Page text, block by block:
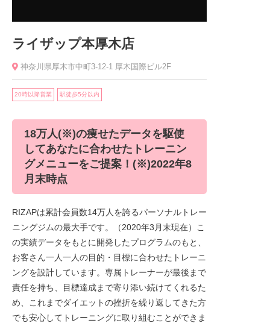
ライザップ本厚木店
神奈川県厚木市中町3-12-1 厚木国際ビル2F
20時以降営業 駅徒歩5分以内
18万人(※)の痩せたデータを駆使
してあなたに合わせたトレーニン
グメニューをご提案！(※)2022年8
月末時点
RIZAPは累計会員数14万人を誇るパーソナルトレー
ニングジムの最大手です。（2020年3月末現在）こ
の実績データをもとに開発したプログラムのもと、
お客さん一人一人の目的・目標に合わせたトレーニ
ングを設計しています。専属トレーナーが最後まで
責任を持ち、目標達成まで寄り添い続けてくれるた
め、これまでダイエットの挫折を繰り返してきた方
でも安心してトレーニングに取り組むことができま